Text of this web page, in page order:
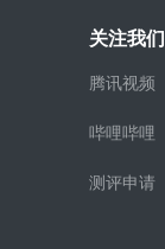
关注我们
腾讯视频
哔哩哔哩
测评申请